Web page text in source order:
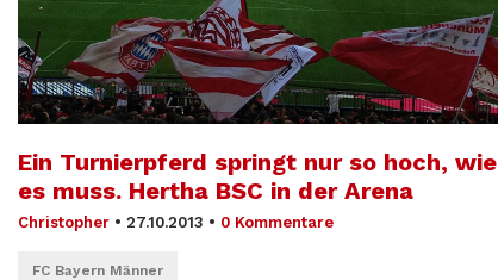
Ein Turnierpferd springt nur so hoch, wie
es muss. Hertha BSC in der Arena
Christopher • 27.10.2013 • 0 Kommentare
FC Bayern Männer